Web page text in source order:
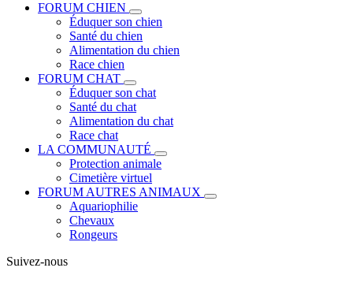
FORUM CHIEN
Éduquer son chien
Santé du chien
Alimentation du chien
Race chien
FORUM CHAT
Éduquer son chat
Santé du chat
Alimentation du chat
Race chat
LA COMMUNAUTÉ
Protection animale
Cimetière virtuel
FORUM AUTRES ANIMAUX
Aquariophilie
Chevaux
Rongeurs
Suivez-nous